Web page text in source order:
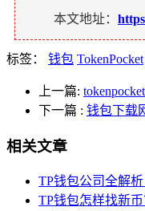
本文地址：
标签： 钱包 TokenPocket
上一篇:
下一篇 : 钱包下载
相关文章
TP钱包公司全解
TP钱包怎样找新